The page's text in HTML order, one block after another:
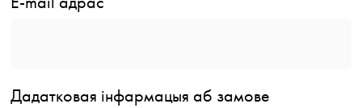
Дадатковая інфармацыя аб замове